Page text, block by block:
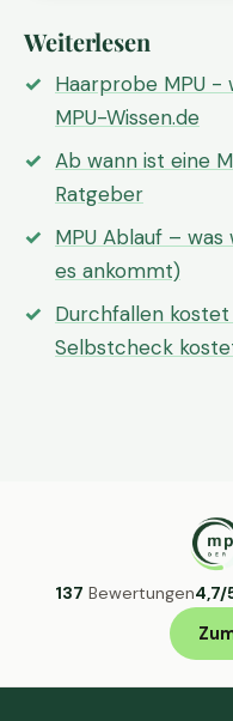
Weiterlesen
Haarprobe MPU -
MPU-Wissen.de
Ab wann ist eine
Ratgeber
MPU Ablauf –
es ankommt)
Durchfallen
Selbstcheck
137 Bewertungen4,7/